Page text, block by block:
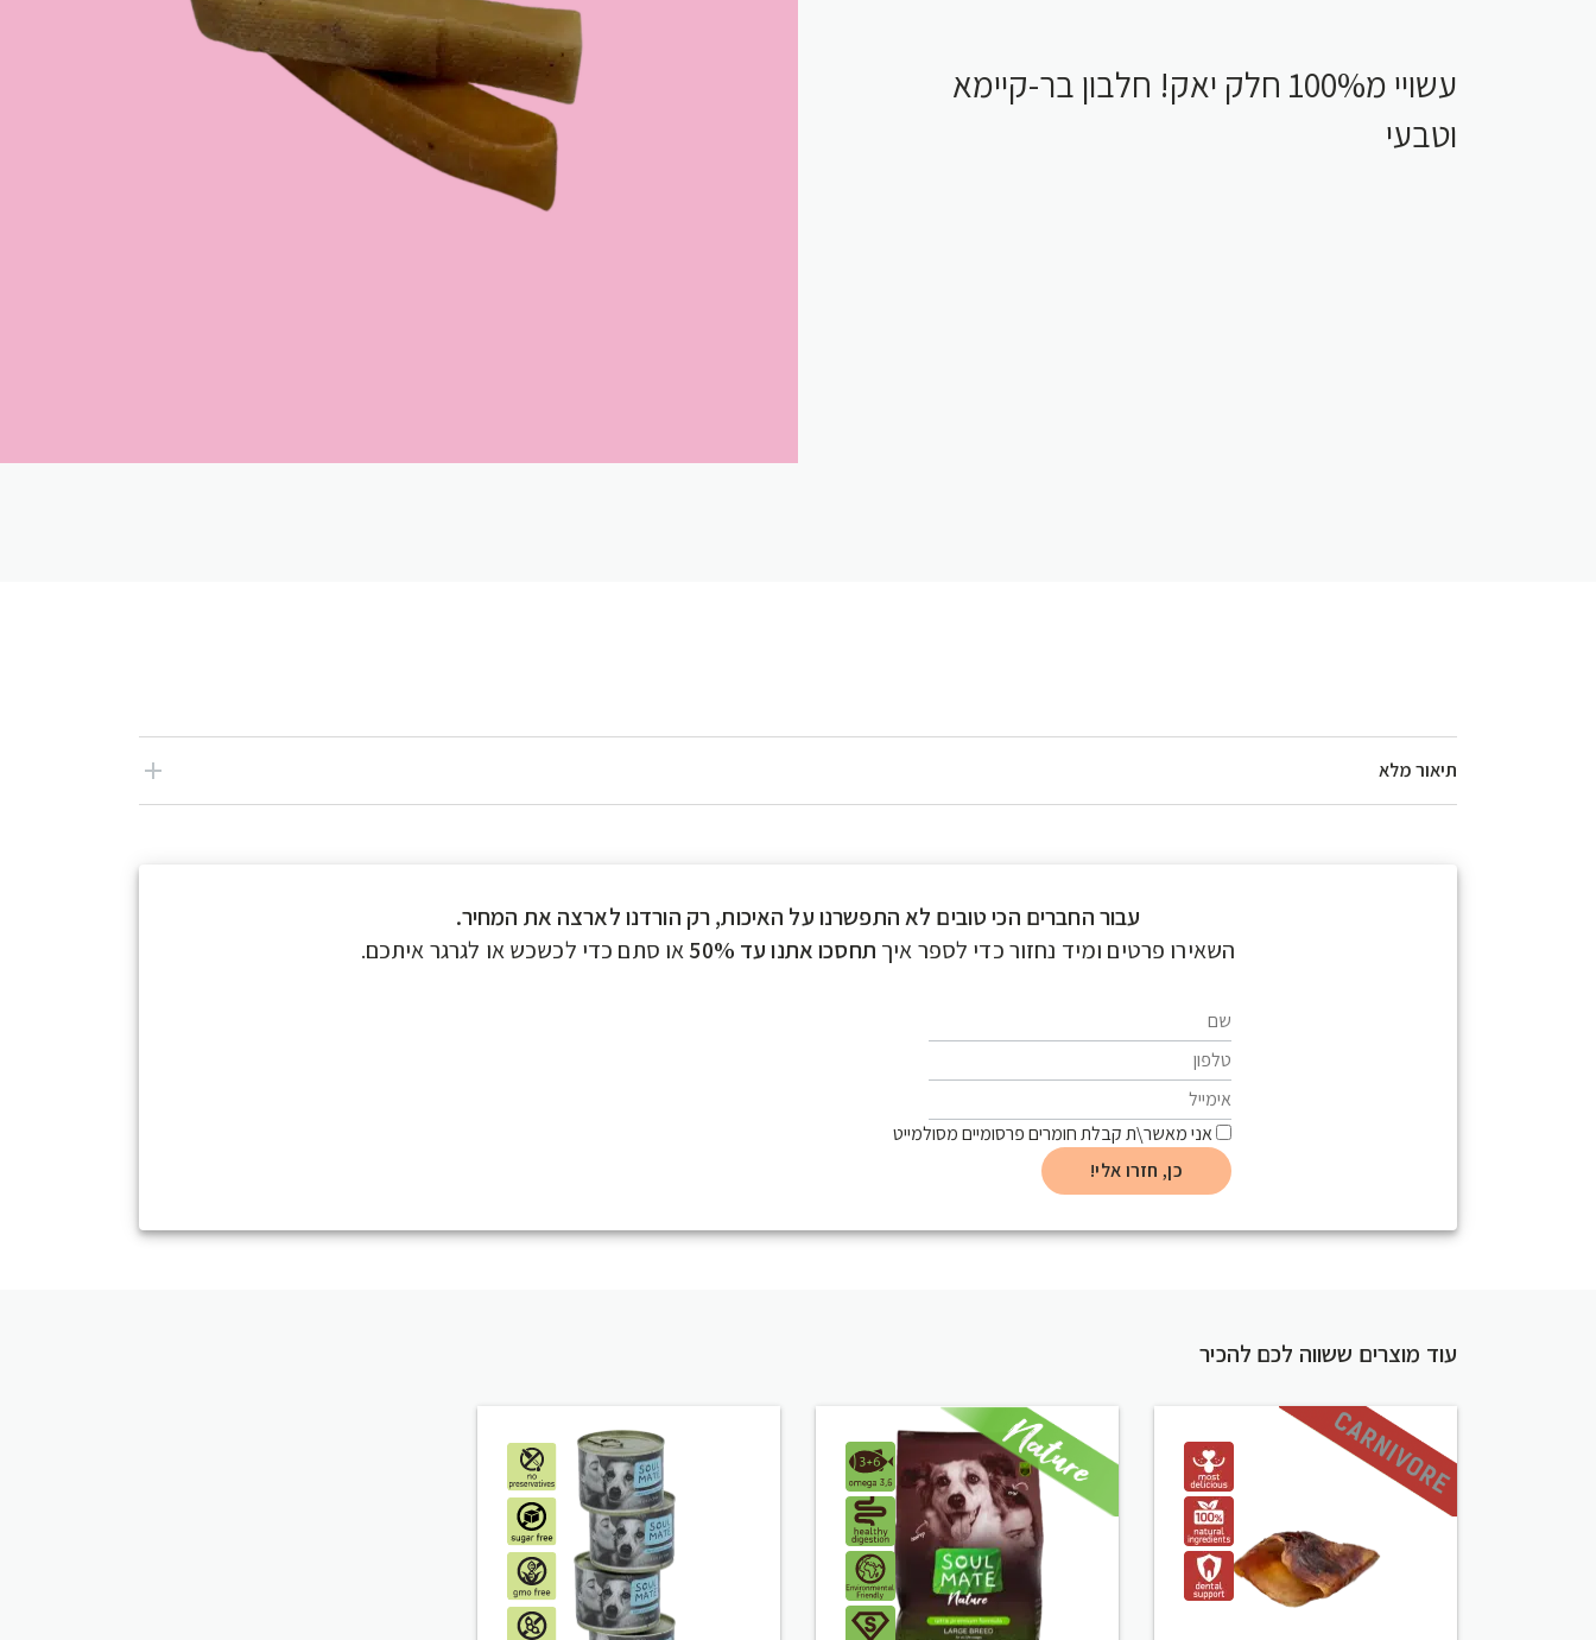
עשויי מ100% חלק יאק! חלבון בר-קיימא
וטבעי
תיאור מלא
עבור החברים הכי טובים לא התפשרנו על האיכות, רק הורדנו לארצה את המחיר.
השאירו פרטים ומיד נחזור כדי לספר איך תחסכו אתנו עד 50% או סתם כדי לכשכש או לגרגר איתכם.
אני מאשר\ת קבלת חומרים פרסומיים מסולמייט
עוד מוצרים ששווה לכם להכיר